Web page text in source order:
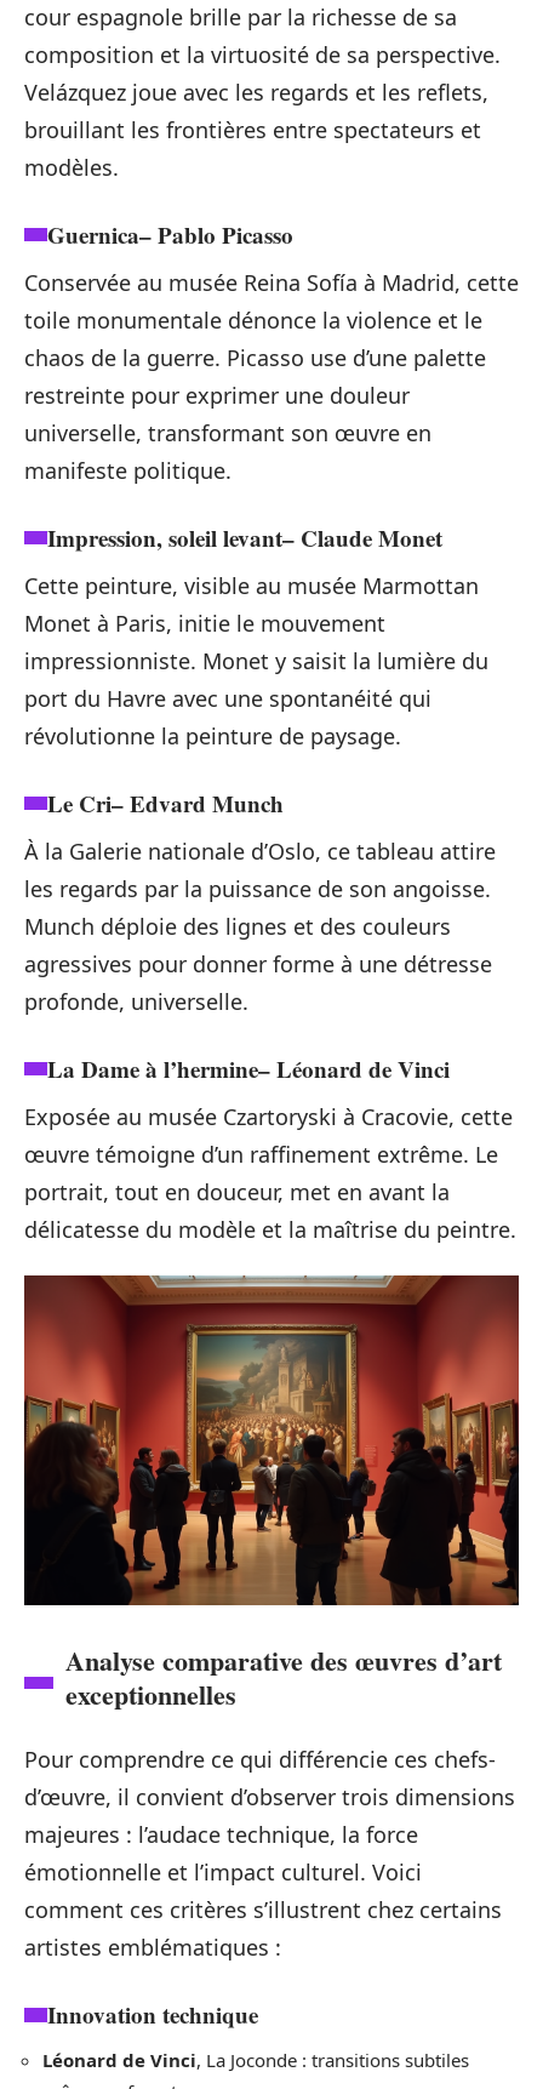
cour espagnole brille par la richesse de sa
composition et la virtuosité de sa perspective.
Velázquez joue avec les regards et les reflets,
brouillant les frontières entre spectateurs et
modèles.
Guernica– Pablo Picasso
Conservée au musée Reina Sofía à Madrid, cette
toile monumentale dénonce la violence et le
chaos de la guerre. Picasso use d’une palette
restreinte pour exprimer une douleur
universelle, transformant son œuvre en
manifeste politique.
Impression, soleil levant– Claude Monet
Cette peinture, visible au musée Marmottan
Monet à Paris, initie le mouvement
impressionniste. Monet y saisit la lumière du
port du Havre avec une spontanéité qui
révolutionne la peinture de paysage.
Le Cri– Edvard Munch
À la Galerie nationale d’Oslo, ce tableau attire
les regards par la puissance de son angoisse.
Munch déploie des lignes et des couleurs
agressives pour donner forme à une détresse
profonde, universelle.
La Dame à l’hermine– Léonard de Vinci
Exposée au musée Czartoryski à Cracovie, cette
œuvre témoigne d’un raffinement extrême. Le
portrait, tout en douceur, met en avant la
délicatesse du modèle et la maîtrise du peintre.
Analyse comparative des œuvres d’art
exceptionnelles
Pour comprendre ce qui différencie ces chefs-
d’œuvre, il convient d’observer trois dimensions
majeures : l’audace technique, la force
émotionnelle et l’impact culturel. Voici
comment ces critères s’illustrent chez certains
artistes emblématiques :
Innovation technique
Léonard de Vinci, La Joconde : transitions subtiles